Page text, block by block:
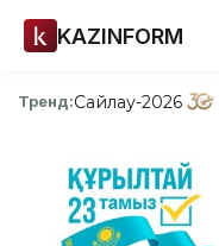
KAZINFORM
Тренд:Сайлау-2026